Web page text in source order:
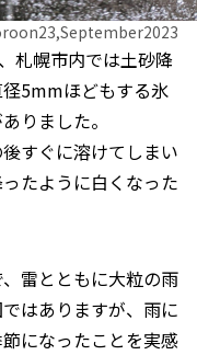
札幌市内では土砂降
5mmほどもする氷
りました。
すぐに溶けてしまい
たように白くなった
雷とともに大粒の雨
はありますが、雨に
になったことを実感